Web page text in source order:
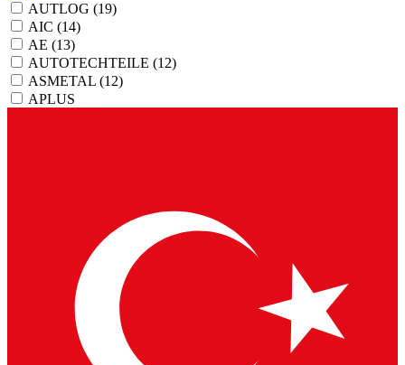
AUTLOG (19)
AIC (14)
AE (13)
AUTOTECHTEILE (12)
ASMETAL (12)
APLUS